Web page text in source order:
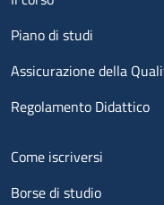
Piano di studi
Assicurazione della
Regolamento Didattico
Menu footer 2
Come iscriversi
Borse di studio